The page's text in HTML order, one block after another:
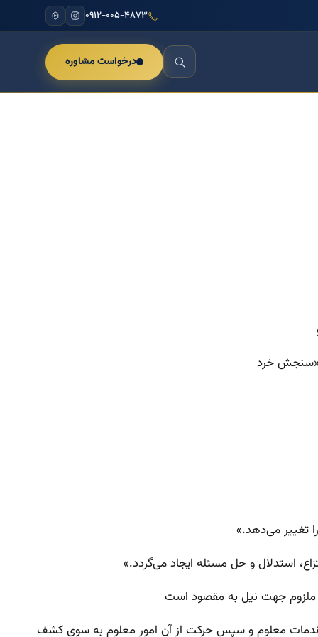
۰۹۱۲-۰۰۵-۴۸۷۳
درخواست مشاوره
«سنجش خرد
تغییر می‌دهد.»
استدلال و حل مسئله ایجاد می‌گردد.»
ملزوم جهت نیل به مقصود است
معلوم و سپس حرکت از آن امور معلوم به سوی کشف